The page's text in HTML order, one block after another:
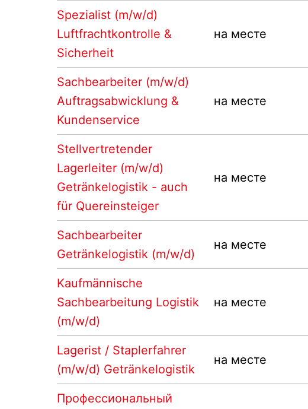
Spezialist (m/w/d)
Luftfrachtkontrolle &
Sicherheit
на месте
Sachbearbeiter (m/w/d)
Auftragsabwicklung &
Kundenservice
на месте
Stellvertretender
Lagerleiter (m/w/d)
Getränkelogistik - auch
für Quereinsteiger
на месте
Sachbearbeiter
Getränkelogistik (m/w/d)
на месте
Kaufmännische
Sachbearbeitung Logistik
(m/w/d)
на месте
Lagerist / Staplerfahrer
(m/w/d) Getränkelogistik
на месте
Профессиональный